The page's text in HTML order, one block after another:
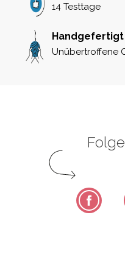
14 Testtage
Handgefertigt
Unübertroffene